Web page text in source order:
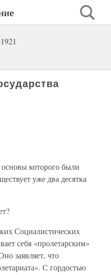
основы которого были
уже два десятка
Социалистических
себя «пролетарским»
заявляет, что
С гордостью